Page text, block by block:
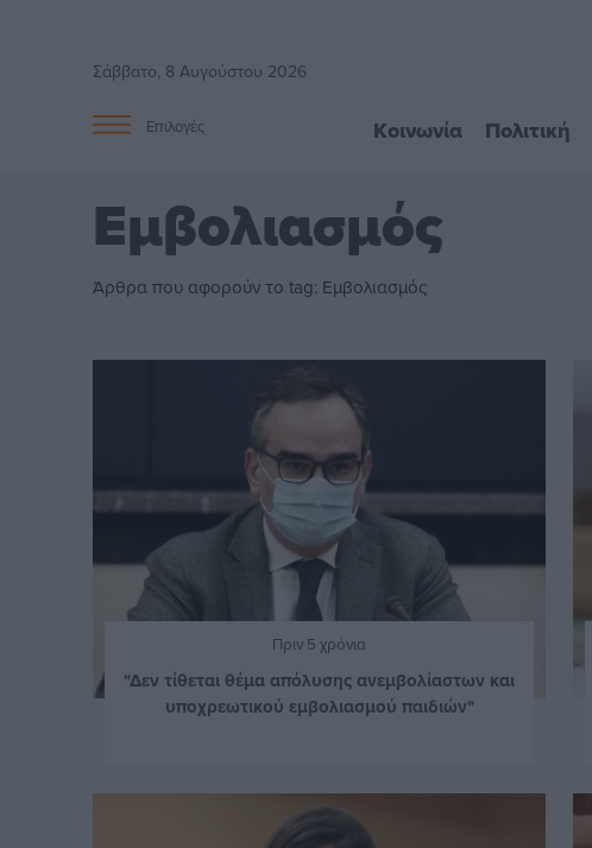
Σάββατο, 8 Αυγούστου 2026
Επιλογές Κοινωνία Πολιτική
Εμβολιασμός
Άρθρα που αφορούν το tag: Εμβολιασμός
Πριν 5 χρόνια
"Δεν τίθεται θέμα απόλυσης ανεμβολίαστων και
υποχρεωτικού εμβολιασμού παιδιών"